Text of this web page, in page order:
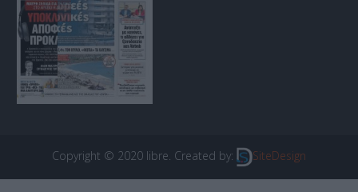
Copyright © 2020 libre. Created by: SiteDesign